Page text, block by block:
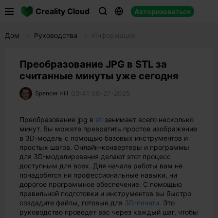
Creality Cloud   Авторизоваться
Дом Руководства
Преобразование JPG в STL за
считанные минуты уже сегодня
Spencer Hill 03:41 06-27-2025
Преобразование jpg в stl занимает всего несколько
минут. Вы можете превратить простое изображение
в 3D-модель с помощью базовых инструментов и
простых шагов. Онлайн-конвертеры и программы
для 3D-моделирования делают этот процесс
доступным для всех. Для начала работы вам не
понадобятся ни профессиональные навыки, ни
дорогое программное обеспечение. С помощью
правильной подготовки и инструментов вы быстро
создадите файлы, готовые для 3D-печати. Это
руководство проведет вас через каждый шаг, чтобы